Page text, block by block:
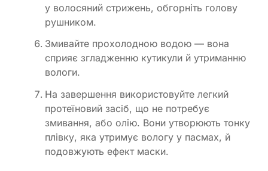
у волосяний стрижень, обгорніть голову
рушником.
Змивайте прохолодною водою — вона
сприяє згладженню кутикули й утриманню
вологи.
На завершення використовуйте легкий
протеїновий засіб, що не потребує
змивання, або олію. Вони утворюють тонку
плівку, яка утримує вологу у пасмах, й
подовжують ефект маски.